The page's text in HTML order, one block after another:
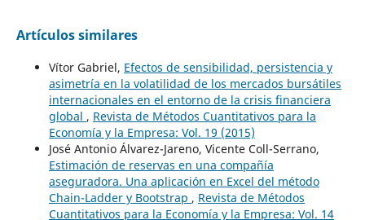
Artículos similares
Vítor Gabriel, Efectos de sensibilidad, persistencia y
asimetría en la volatilidad de los mercados bursátiles
internacionales en el entorno de la crisis financiera
global , Revista de Métodos Cuantitativos para la
Economía y la Empresa: Vol. 19 (2015)
José Antonio Álvarez-Jareno, Vicente Coll-Serrano,
Estimación de reservas en una compañía
aseguradora. Una aplicación en Excel del método
Chain-Ladder y Bootstrap , Revista de Métodos
Cuantitativos para la Economía y la Empresa: Vol. 14